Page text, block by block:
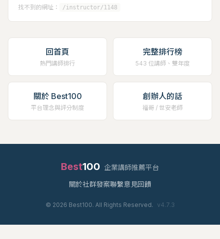
找不到的網址： /instructor/1148
回首頁
熱門講師排行
完整排行榜
543 位講師、雙年度
關於 Best100
平台理念與評分制度
創辦人的話
福哥 / 世安老師
Best100 企業講師推薦平台
關於社群發案聯繫意見回饋
© 2026 Best100. All Rights Reserved. v4.7.3